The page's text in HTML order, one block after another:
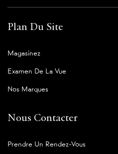
Plan Du Site
Magasinez
Examen De La Vue
Nos Marques
Nous Contacter
Prendre Un Rendez-Vous